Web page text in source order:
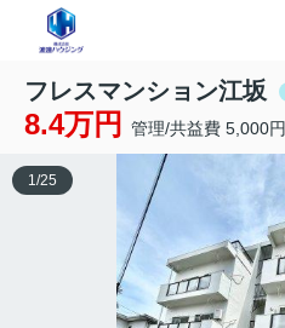
フレスマンション江坂
8.4万円 管理/共益費 5,000円
1/25